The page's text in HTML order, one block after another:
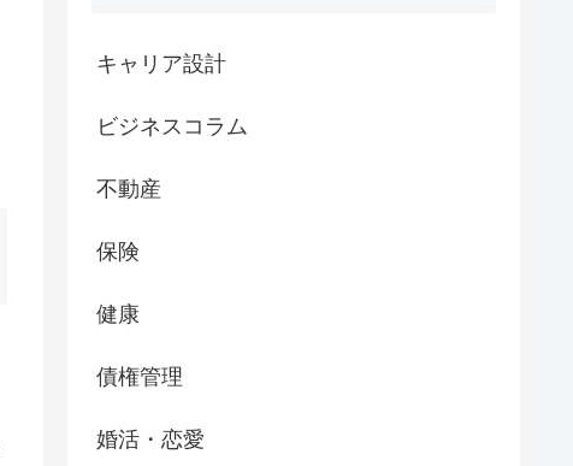
キャリア設計
ビジネスコラム
不動産
保険
健康
債権管理
婚活・恋愛